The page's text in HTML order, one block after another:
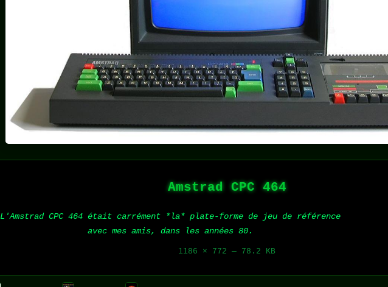
Amstrad CPC 464
L'Amstrad CPC 464 était carrément *la* plate-forme de jeu de référence
avec mes amis, dans les années 80.
1186 × 772 — 78.2 KB